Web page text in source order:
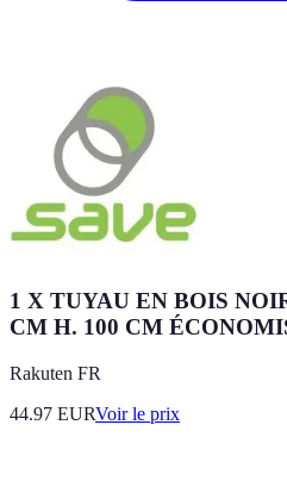
1 X TUYAU EN BOIS
CM H. 100 CM
Rakuten FR
44.97 EURVoir le prix